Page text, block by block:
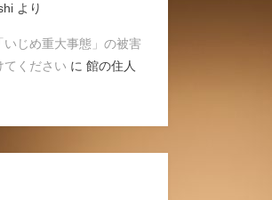
より
いじめ重大事態」の被害
てください に 館の住人